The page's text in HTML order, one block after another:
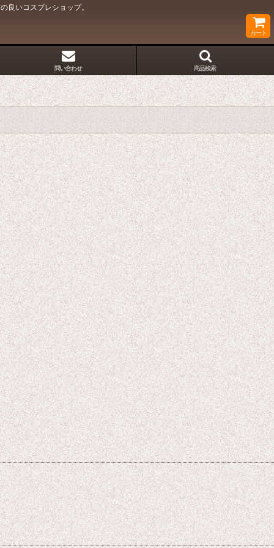
良いコスプレショップ。
カート
問い合わせ 商品検索